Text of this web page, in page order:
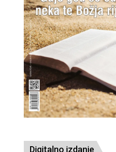
Digitalno izdanje